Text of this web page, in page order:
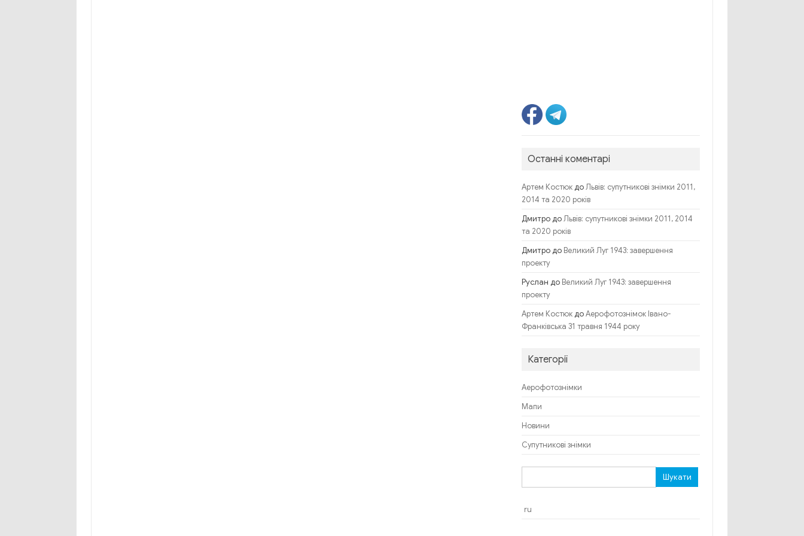
Останні коментарі
Артем КостюкдоЛьвів: супутникові знімки 2011,
2014 та 2020 років
ДмитродоЛьвів: супутникові знімки 2011, 2014
та 2020 років
Дмитродо Великий Луг 1943: завершення
проекту
Руслан до Великий Луг 1943: завершення
проекту
Артем КостюкдоАерофотознімок Івано-
Франківська 31 травня 1944 року
Категорії
Аерофотознімки
Мапи
Новини
Супутникові знімки
ru